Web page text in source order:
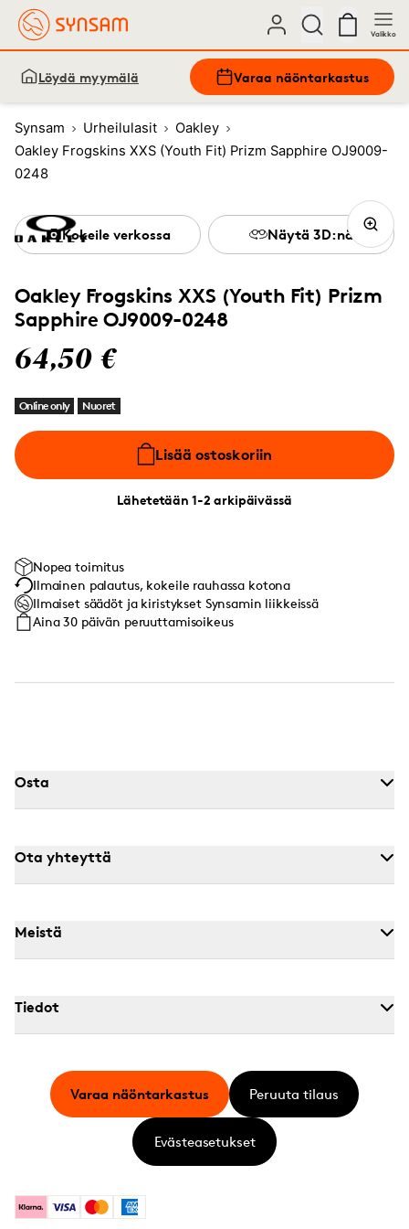
Valikko
Löydä myymälä Varaa näöntarkastus
Synsam Urheilulasit
Oakley
Oakley Frogskins XXS (Youth Fit) Prizm Sapphire OJ9009-
0248
Oakley Frogskins XXS (Youth Fit) Prizm
Sapphire OJ9009-0248
64,50 €
Online only Nuoret
Lisää ostoskoriin
Lähetetään 1-2 arkipäivässä
Kokeile verkossa Näytä 3D:nä
Nopea toimitus
Ilmainen palautus, kokeile rauhassa kotona
Ilmaiset säädöt ja kiristykset Synsamin liikkeissä
Aina 30 päivän peruuttamisoikeus
Osta
Ota yhteyttä
Meistä
Tiedot
KlarnaVisa MastercardAmerican Express
Varaa näöntarkastus Peruuta tilaus
Evästeasetukset